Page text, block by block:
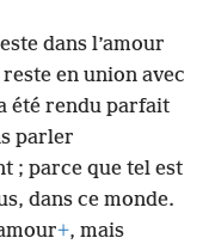
dans l’amour
en union avec
été rendu parfait
parler
; parce que tel est
dans ce monde.
+, mais